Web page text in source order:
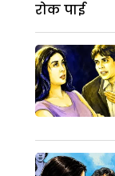
रोक पाई